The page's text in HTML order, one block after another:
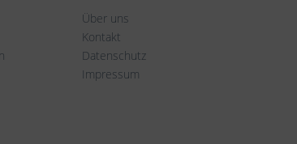
Über uns
Kontakt
Datenschutz
Impressum